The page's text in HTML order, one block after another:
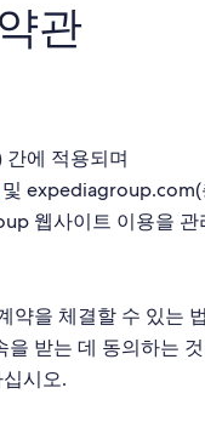
관
에 적용되며
및 expediagroup.com(
웹사이트 이용을 관
약을 체결할 수 있는
받는 데 동의하는
시오.